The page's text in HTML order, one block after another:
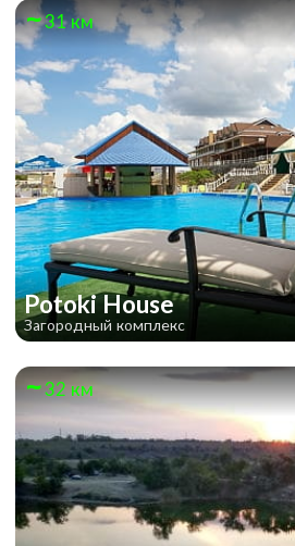
31 км
Potoki House
Загородный комплекс
32 км